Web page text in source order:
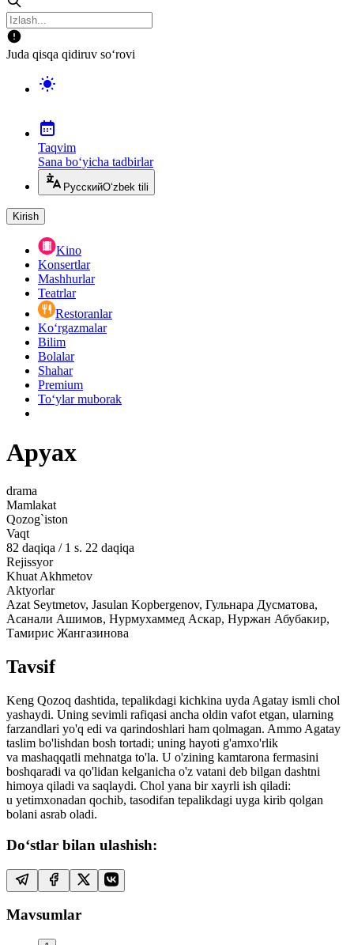
Juda qisqa qidiruv so‘rovi
Taqvim
Sana bo‘yicha tadbirlar
РусскийO‘zbek tili
Kirish
Kino
Konsertlar
Mashhurlar
Teatrlar
Restoranlar
Ko‘rgazmalar
Bilim
Bolalar
Shahar
Premium
Toʻylar muborak
Аруах
drama
Mamlakat
Qozog`iston
Vaqt
82 daqiqa / 1 s. 22 daqiqa
Rejissyor
Khuat Akhmetov
Aktyorlar
Azat Seytmetov, Jasulan Kopbergenov, Гульнара Дусматова,
Асанали Ашимов, Нурмухаммед Аскар, Нуржан Абубакир,
Тамирис Жангазинова
Tavsif
Keng Qozoq dashtida, tepalikdagi kichkina uyda Agatay ismli chol
yashaydi. Uning sevimli rafiqasi ancha oldin vafot etgan, ularning
farzandlari yo'q edi va qarindoshlari ham qolmagan. Ammo Agatay
taslim bo'lishdan bosh tortadi; uning hayoti g'amxo'rlik
va mashaqqatli mehnatga to'la. U o'zining kamtarona fermasini
boshqaradi va qo'lidan kelganicha o'z vatani deb bilgan dashtni
himoya qiladi va saqlaydi. Chol yana bir xayrli ish qiladi:
u yetimxonadan qochib, tasodifan tepalikdagi uyga kirib qolgan
bolani asrab oladi.
Do‘stlar bilan ulashish:
Mavsumlar